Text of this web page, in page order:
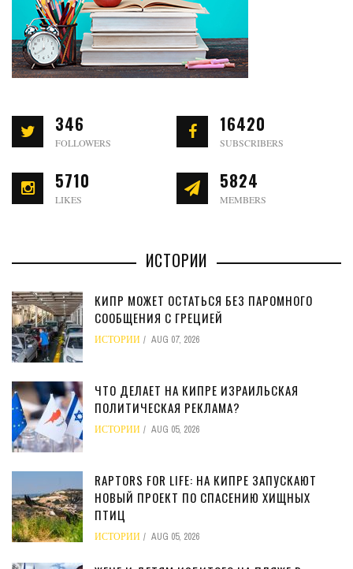
346
FOLLOWERS
16420
SUBSCRIBERS
5710
LIKES
5824
MEMBERS
ИСТОРИИ
КИПР МОЖЕТ ОСТАТЬСЯ БЕЗ ПАРОМНОГО
СООБЩЕНИЯ С ГРЕЦИЕЙ
ИСТОРИИ AUG 07, 2026
ЧТО ДЕЛАЕТ НА КИПРЕ ИЗРАИЛЬСКАЯ
ПОЛИТИЧЕСКАЯ РЕКЛАМА?
ИСТОРИИ AUG 05, 2026
RAPTORS FOR LIFE: НА КИПРЕ ЗАПУСКАЮТ
НОВЫЙ ПРОЕКТ ПО СПАСЕНИЮ ХИЩНЫХ
ПТИЦ
ИСТОРИИ AUG 05, 2026